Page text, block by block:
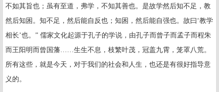
不如其旨也；虽有至道，弗学，不知其善也。是故学然后知不足，教
然后知困。知不足，然后能自反也；知困，然后能自强也。故曰‘教学
相长’也。” 儒家文化起源于孔子的学说，由孔子而曾子而孟子而程朱
而王阳明而曾国藩……生生不息，枝繁叶茂，冠盖九霄，笼罩八荒。
所有这些，就是今天，对于我们的社会和人生，也还是有很好指导意
义的。